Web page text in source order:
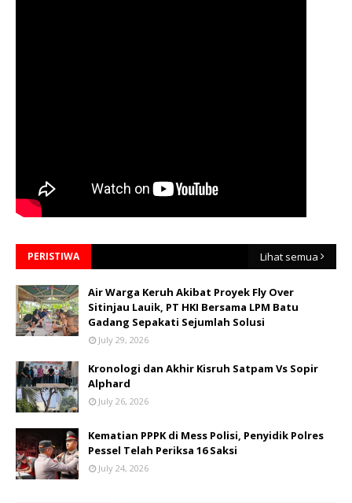
PERISTIWA Lihat semua
Air Warga Keruh Akibat Proyek Fly Over
Sitinjau Lauik, PT HKI Bersama LPM Batu
Gadang Sepakati Sejumlah Solusi
July 29, 2026
Kronologi dan Akhir Kisruh Satpam Vs Sopir
Alphard
July 26, 2026
Kematian PPPK di Mess Polisi, Penyidik Polres
Pessel Telah Periksa 16 Saksi
July 24, 2026